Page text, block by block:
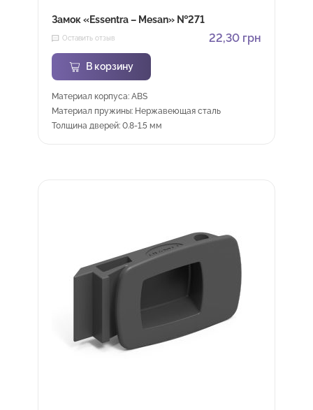
Замок «Essentra – Mesan» №271
Оставить отзыв 22,30 грн
В корзину
Материал корпуса: ABS
Материал пружины: Нержавеющая сталь
Толщина дверей: 0.8-1.5 мм